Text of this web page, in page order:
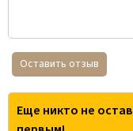
Оставить отзыв
Еще никто не